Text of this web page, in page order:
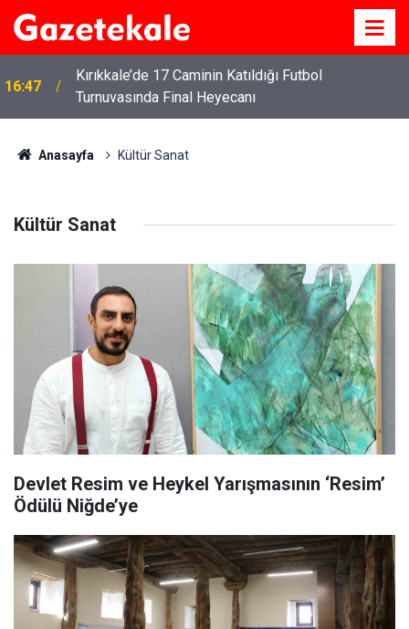
16:47
Kırıkkale’de 17 Caminin Katıldığı Futbol
Turnuvasında Final Heyecanı
Anasayfa Kültür Sanat
Kültür Sanat
Devlet Resim ve Heykel Yarışmasının ‘Resim’
Ödülü Niğde’ye